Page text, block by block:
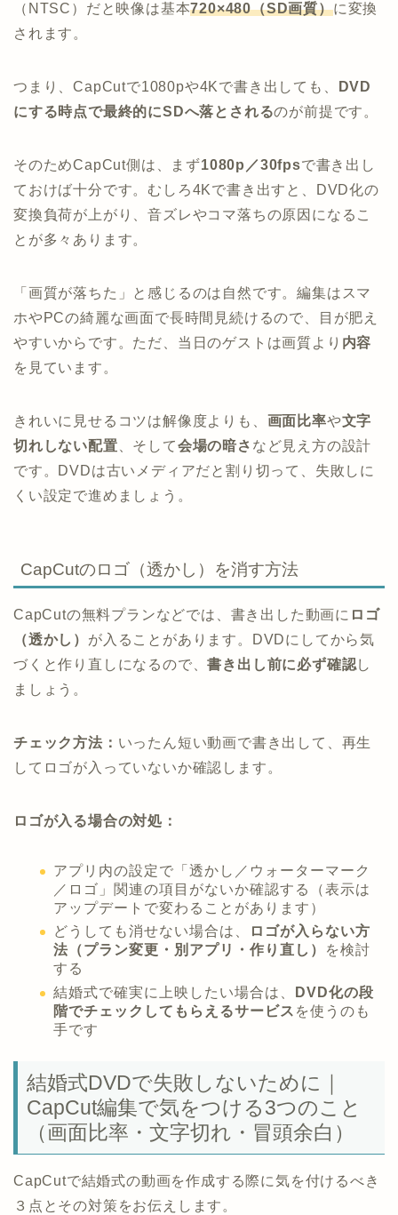
（NTSC）だと映像は基本720×480（SD画質）に変換
されます。
つまり、CapCutで1080pや4Kで書き出しても、
DVD
にする時点で最終的にSDへ落とされるのが前提です。
そのためCapCut側は、まず1080p／30fpsで書き出し
ておけば十分です。むしろ4Kで書き出すと、DVD化の
変換負荷が上がり、音ズレやコマ落ちの原因になるこ
とが多々あります。
「画質が落ちた」と感じるのは自然です。編集はスマ
ホやPCの綺麗な画面で長時間見続けるので、目が肥え
やすいからです。ただ、当日のゲストは画質より 内容
を見ています。
きれいに見せるコツは解像度よりも、 画面比率や文字
切れしない配置 、そして会場の暗さ など見え方の設計
です。DVDは古いメディアだと割り切って、失敗しに
くい設定で進めましょう。
CapCutのロゴ（透かし）を消す方法
CapCutの無料プランなどでは、書き出した動画に ロゴ
（透かし） が入ることがあります。DVDにしてから気
づくと作り直しになるので、書き出し前に必ず確認し
ましょう。
チェック方法： いったん短い動画で書き出して、再生
してロゴが入っていないか確認します。
ロゴが入る場合の対処：
アプリ内の設定で「透かし／ウォーターマーク
／ロゴ」関連の項目がないか確認する（表示は
アップデートで変わることがあります）
どうしても消せない場合は、
ロゴが入らない方
法（プラン変更・別アプリ・作り直し）
を検討
する
結婚式で確実に上映したい場合は、
DVD化の段
階でチェックしてもらえるサービス を使うのも
手です
結婚式DVDで失敗しないために｜
CapCut編集で気をつける3つのこと
（画面比率・文字切れ・冒頭余白）
CapCutで結婚式の動画を作成する際に気を付けるべき
３点とその対策をお伝えします。